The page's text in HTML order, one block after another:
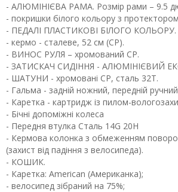
- АЛЮМІНІЄВА РАМА. Розмір рами – 9.5
- покришки білого кольору з
- ПЕДАЛІ ПЛАСТИКОВІ БІЛОГО КОЛЬОРУ.
- кермо - сталеве, 52 см (СР).
- ВИНОС РУЛЯ – хромований СР.
- ЗАТИСКАЧ СИДІННЯ - АЛЮМІНІЄВИЙ
- ШАТУНИ - хромовані СР, сталь 32Т.
- Гальма - задній ножний, передній
- Каретка - картридж із пилом-
- Бічні допоміжні колеса
- Передня втулка Сталь 14G 20H
- Кермова колонка з обмеженням
(захист від падіння з велосипеда).
- КОШИК.
- Каретка: American (Американка);
- велосипед зібраний на 75%;